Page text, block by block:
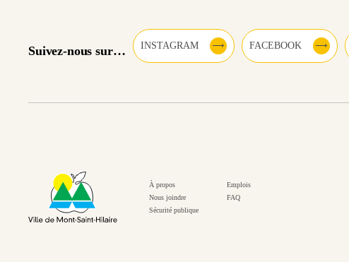
Suivez-nous sur… INSTAGRAM FACEBOOK
À propos
Emplois
Nous joindre
FAQ
Sécurité publique